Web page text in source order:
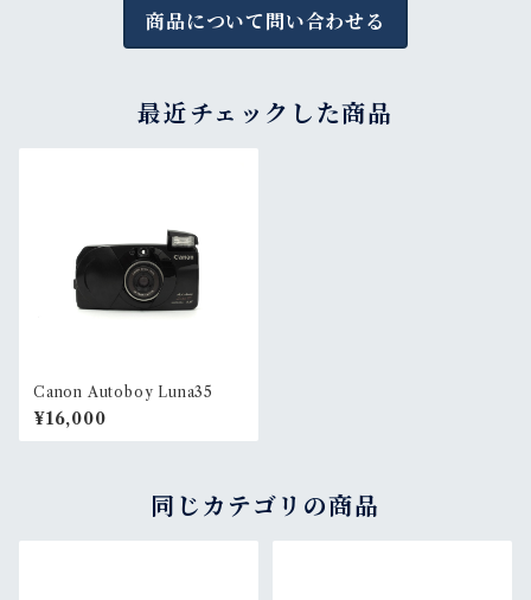
商品について問い合わせる
最近チェックした商品
Canon Autoboy Luna35
¥16,000
同じカテゴリの商品